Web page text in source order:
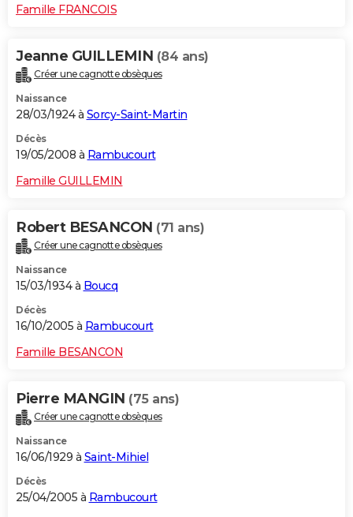
Famille FRANCOIS
Jeanne GUILLEMIN (84 ans)
Créer une cagnotte obsèques
Naissance
28/03/1924 à Sorcy-Saint-Martin
Décès
19/05/2008 à Rambucourt
Famille GUILLEMIN
Robert BESANCON (71 ans)
Créer une cagnotte obsèques
Naissance
15/03/1934 à Boucq
Décès
16/10/2005 à Rambucourt
Famille BESANCON
Pierre MANGIN (75 ans)
Créer une cagnotte obsèques
Naissance
16/06/1929 à Saint-Mihiel
Décès
25/04/2005 à Rambucourt